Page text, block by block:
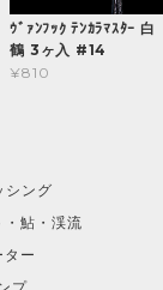
ｳﾞｧﾝﾌｯｸ ﾃﾝｶﾗﾏｽﾀｰ 白
鶴 3ヶ入 #14
¥810
シング
鮎・渓流
ー